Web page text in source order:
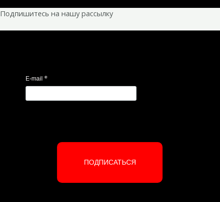
Подпишитесь на нашу рассылку
E-mail *
ПОДПИСАТЬСЯ